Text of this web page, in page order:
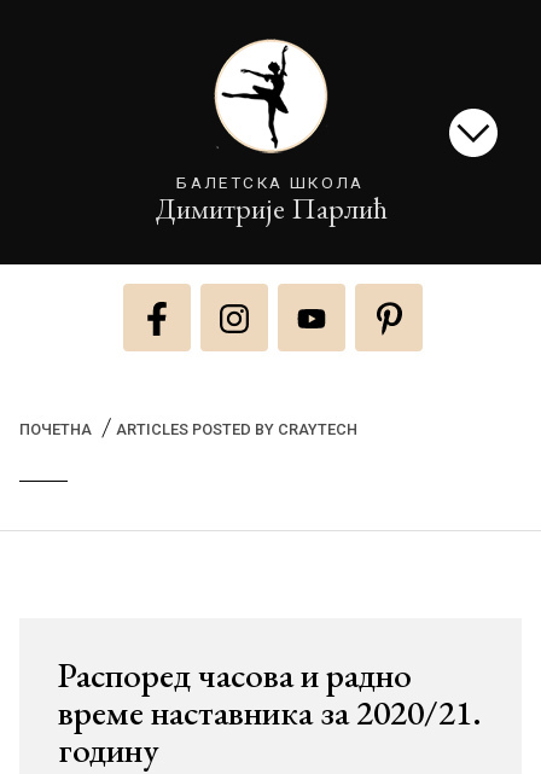
БАЛЕТСКА ШКОЛА
Димитрије Парлић
ПОЧЕТНА ARTICLES POSTED BY CRAYTECH
Распоред часова и радно
време наставника за 2020/21.
годину